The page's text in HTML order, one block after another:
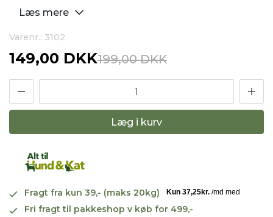
Læs mere
Varenr.: 3102
149,00 DKK199,00 DKK
Læg i kurv
Fragt fra kun 39,- (maks 20kg)
Fri fragt til pakkeshop v køb for 499,-